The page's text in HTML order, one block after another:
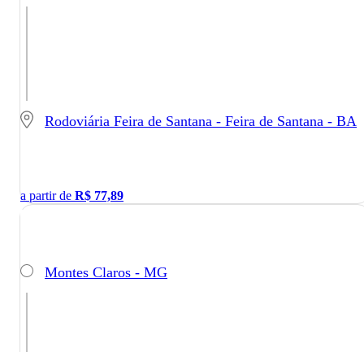
Rodoviária Feira de Santana - Feira de Santana - BA
a partir de R$ 77,89
Montes Claros - MG